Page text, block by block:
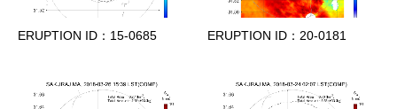
ERUPTION ID：15-0685 ERUPTION ID：20-0181